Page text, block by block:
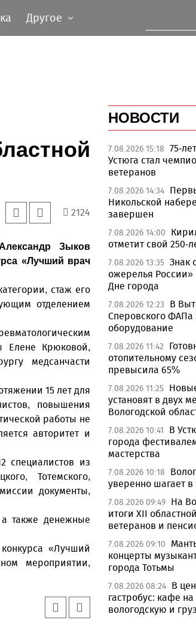
Другое
2124
Зыков
«Лучший врач
стаж его
отделением
Елене Крюковой,
медсанчасти
15 лет для
повышения
работы не
авторитет и
специалистов из
Тотемского,
документы,
также денежные
«Лучший
мероприятии,
НОВОСТИ
7.08.2026 15:18 75-
Устюга стал
ветеранов
7.08.2026 14:34
Никольской
завершен
7.08.2026 14:00
отметит свой 250-
7.08.2026 13:35 Знак
ожерелья России»
Дне города
7.08.2026 12:23
В
Сперовского ФАПа
оборудование
7.08.2026 11:42
отопительному
превысила 65%
7.08.2026 11:25
установят в двух
Вологодской
7.08.2026 10:41
В
города
мастерства
7.08.2026 10:18
уверенно шагает
7.08.2026 09:49 На
итоги XII
ветеранов и
7.08.2026 09:10
концерты
города Тотьмы
7.08.2026 08:24 В
гастробус: кафе
вологодскую и